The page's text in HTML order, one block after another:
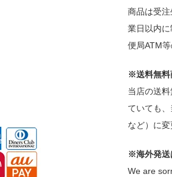
商品は受
業日以内
便局ATM
※送料無料
当店の送
ていても
など）に変
※海外発送
We are